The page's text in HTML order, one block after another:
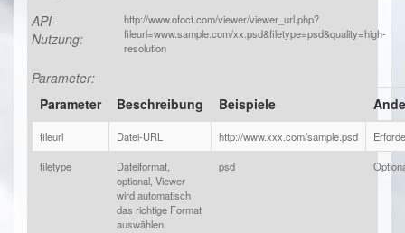
API-
Nutzung:
http://www.ofoct.com/viewer/viewer_url.php?
fileurl=www.sample.com/xx.psd&filetype=psd&quality=high-
resolution
Parameter:
Parameter
Beschreibung Beispiele
fileurl Datei-URL http://www.xxx.com/sample.psd
filetype
Dateiformat,
optional, Viewer
wird automatisch
das richtige Format
auswählen.
psd